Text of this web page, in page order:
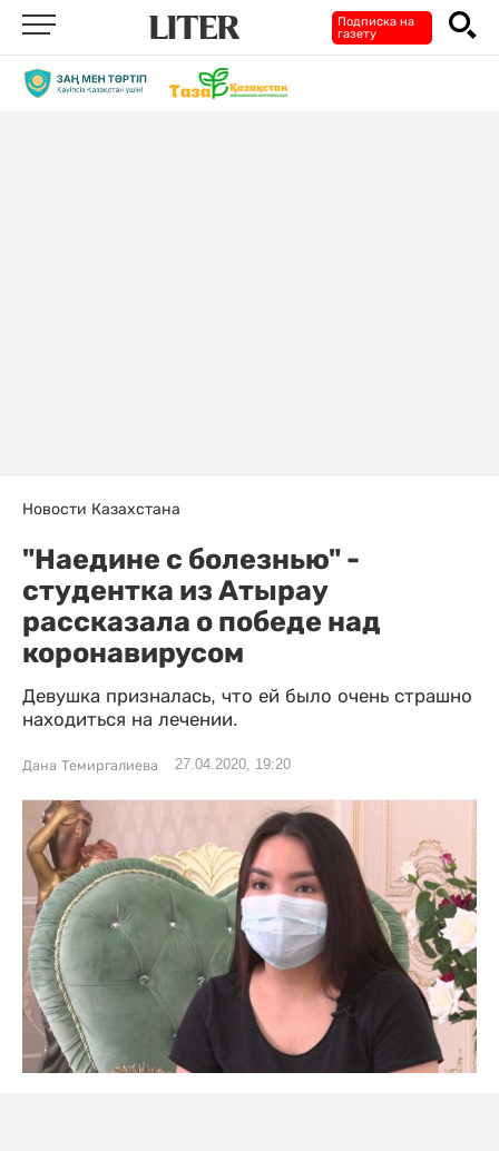
Подписка на
газету
Новости Казахстана
"Наедине с болезнью" -
студентка из Атырау
рассказала о победе над
коронавирусом
Девушка призналась, что ей было очень страшно
находиться на лечении.
Дана Темиргалиева 27.04.2020, 19:20